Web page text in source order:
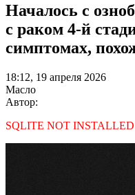
Началось с
с раком 4-й
симптомах,
18:12, 19 апреля 2026
Масло
Автор:
SQLITE NOT INSTALLED